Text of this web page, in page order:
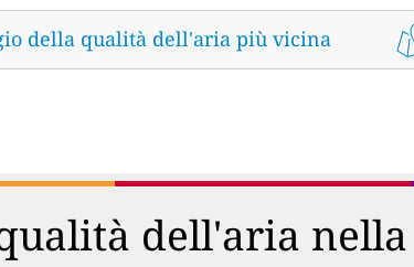
della qualità dell'aria più vicina
dell'aria nella